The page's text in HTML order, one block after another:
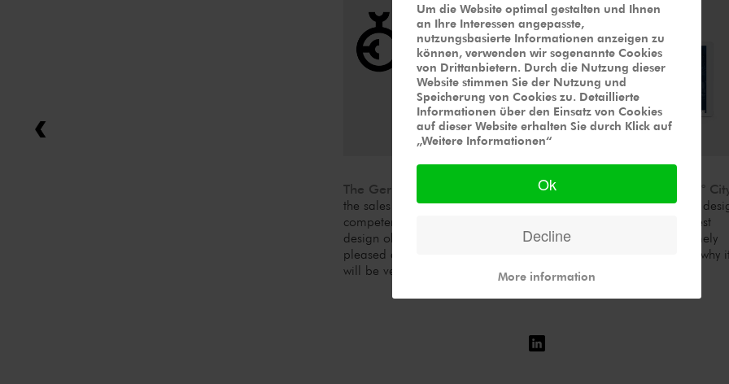
The German Design Council nominated
Sales App "Kaba 360°
the sales app which we developed forKaba, thanks to its special
competence.The strict nomination process ensures that only the best
design objects and their designers can participate. We are extremely
pleased about this, but it also means tough competition which is why
will be very exciting. Keep your fingers crossed!
Um die Website optimal gestalten und Ihnen
an Ihre Interessen angepasste,
nutzungsbasierte Informationen anzeigen zu
können, verwenden wir sogenannte Cookies
von Drittanbietern. Durch die Nutzung dieser
Website stimmen Sie der Nutzung und
Speicherung von Cookies zu. Detaillierte
Informationen über den Einsatz von Cookies
auf dieser Website erhalten Sie durch Klick auf
„Weitere Informationen“
Ok
Decline
More information